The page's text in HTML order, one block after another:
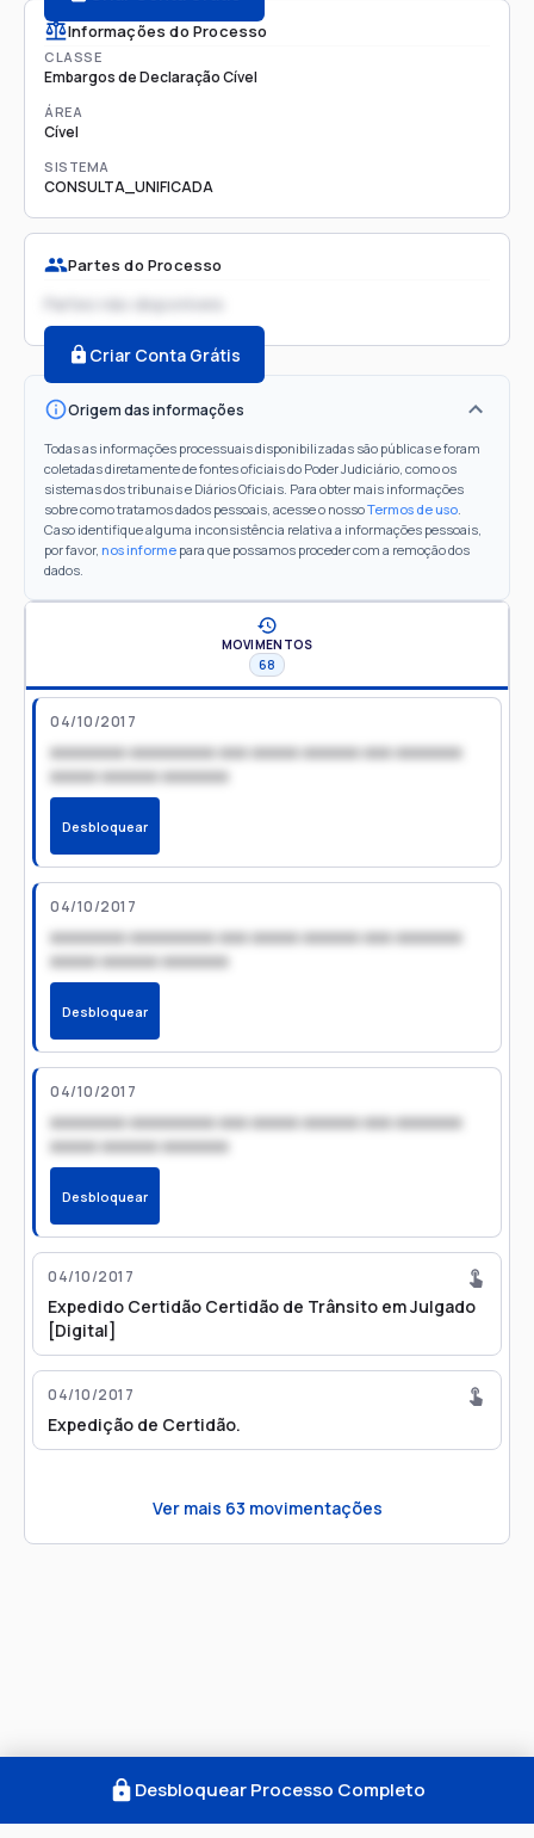
Informações do Processo
CLASSE
Embargos de Declaração Cível
ÁREA
Cível
SISTEMA
CONSULTA_UNIFICADA
Partes do Processo
Partes não disponíveis
Criar Conta Grátis
Origem das informações
Todas as informações processuais disponibilizadas são públicas e foram
coletadas diretamente de fontes oficiais do Poder Judiciário, como os
sistemas dos tribunais e Diários Oficiais. Para obter mais informações
sobre como tratamos dados pessoais, acesse o nossoTermos de uso.
Caso identifique alguma inconsistência relativa a informações pessoais,
por favor, nos informe para que possamos proceder com a remoção dos
dados.
MOVIMENTOS
68
04/10/2017
xxxxxxxx xxxxxxxxx xxx xxxxx xxxxxx xxx xxxxxxx
xxxxx xxxxxx xxxxxxx
Desbloquear
04/10/2017
xxxxxxxx xxxxxxxxx xxx xxxxx xxxxxx xxx xxxxxxx
xxxxx xxxxxx xxxxxxx
Desbloquear
04/10/2017
xxxxxxxx xxxxxxxxx xxx xxxxx xxxxxx xxx xxxxxxx
xxxxx xxxxxx xxxxxxx
Desbloquear
04/10/2017
Expedido Certidão Certidão de Trânsito em Julgado
[Digital]
04/10/2017
Expedição de Certidão.
Ver mais 63 movimentações
Desbloquear Processo Completo